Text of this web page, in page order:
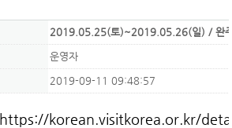
2019.05.25(토)~2019.05.26(일) / 완주
운영자
2019-09-11 09:48:57
https://korean.visitkorea.or.kr/